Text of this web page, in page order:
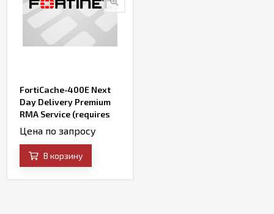
FortiCache-400E Next
Day Delivery Premium
RMA Service (requires
24x7 support)
Цена по запросу
В корзину